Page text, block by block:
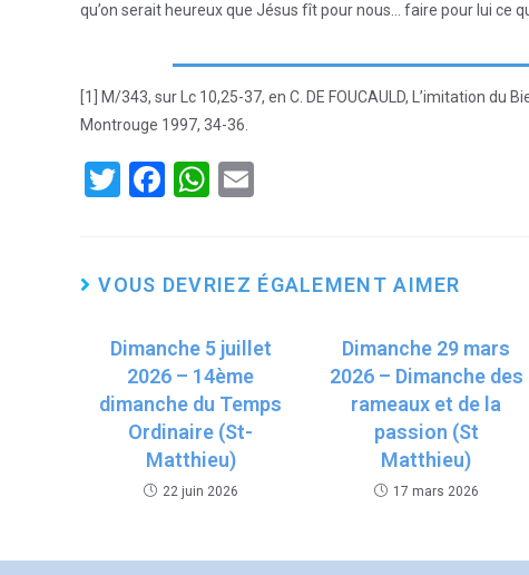
qu’on serait heureux que Jésus fît pour nous… faire pour lui ce
[1] M/343, sur Lc 10,25-37, en C. DE FOUCAULD, L’imitation
Montrouge 1997, 34-36.
T
er
F
b
o
k
W
s
p
p
VOUS DEVRIEZ ÉGALEMENT AIMER
Dimanche 5 juillet
2026 – 14ème
dimanche du Temps
Ordinaire (St-
Matthieu)
22 juin 2026
Dimanche 29 mars
2026 – Dimanche des
rameaux et de la
passion (St
Matthieu)
17 mars 2026